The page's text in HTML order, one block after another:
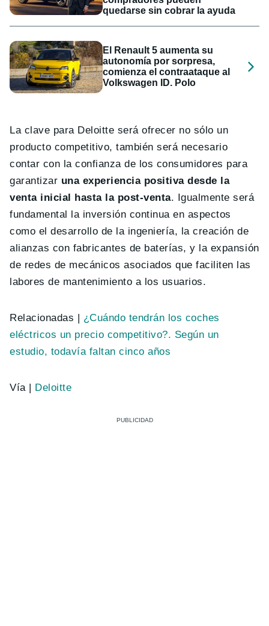
quedarse sin cobrar la ayuda
El Renault 5 aumenta su
autonomía por sorpresa,
comienza el contraataque al
Volkswagen ID. Polo
La clave para Deloitte será ofrecer no sólo un
producto competitivo, también será necesario
contar con la confianza de los consumidores para
garantizar una experiencia positiva desde la
venta inicial hasta la post-venta. Igualmente será
fundamental la inversión continua en aspectos
como el desarrollo de la ingeniería, la creación de
alianzas con fabricantes de baterías, y la expansión
de redes de mecánicos asociados que faciliten las
labores de mantenimiento a los usuarios.
Relacionadas | ¿Cuándo tendrán los coches
eléctricos un precio competitivo?. Según un
estudio, todavía faltan cinco años
Vía | Deloitte